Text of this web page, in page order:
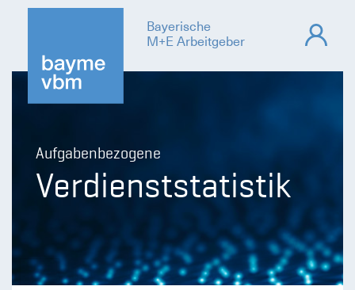
Bayerische
M+E Arbeitgeber
Aufgabenbezogene
Verdienststatistik